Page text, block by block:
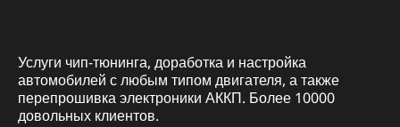
Услуги чип-тюнинга, доработка и настройка
автомобилей с любым типом двигателя, а также
перепрошивка электроники АККП. Более 10000
довольных клиентов.